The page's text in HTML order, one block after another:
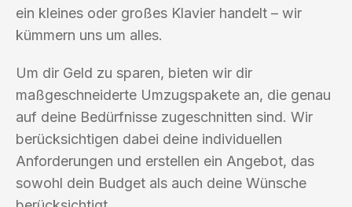
ein kleines oder großes Klavier handelt – wir
kümmern uns um alles.
Um dir Geld zu sparen, bieten wir dir
maßgeschneiderte Umzugspakete an, die genau
auf deine Bedürfnisse zugeschnitten sind. Wir
berücksichtigen dabei deine individuellen
Anforderungen und erstellen ein Angebot, das
sowohl dein Budget als auch deine Wünsche